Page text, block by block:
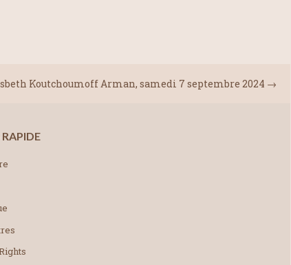
Koutchoumoff Arman, samedi 7 septembre 2024 →
RAPIDE